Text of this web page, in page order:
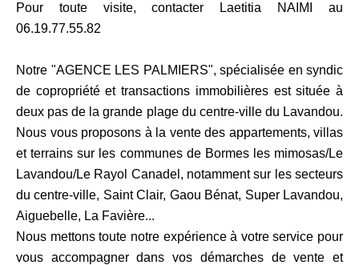
Pour toute visite, contacter Laetitia NAIMI au
06.19.77.55.82
Notre "AGENCE LES PALMIERS", spécialisée en syndic
de copropriété et transactions immobilières est située à
deux pas de la grande plage du centre-ville du Lavandou.
Nous vous proposons à la vente des appartements, villas
et terrains sur les communes de Bormes les mimosas/Le
Lavandou/Le Rayol Canadel, notamment sur les secteurs
du centre-ville, Saint Clair, Gaou Bénat, Super Lavandou,
Aiguebelle, La Favière...
Nous mettons toute notre expérience à votre service pour
vous accompagner dans vos démarches de vente et